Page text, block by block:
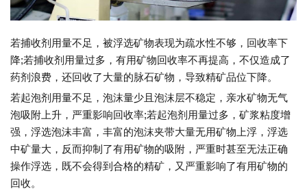
若捕收剂用量不足，被浮选矿物表现为疏水性不够，回收率下
降;若捕收剂用量过多，有用矿物回收率不再提高，不仅造成了
药剂浪费，还回收了大量的脉石矿物，导致精矿品位下降。
若起泡剂用量不足，泡沫量少且泡沫层不稳定，亲水矿物无气
泡吸附上升，严重影响回收率;若起泡剂用量过多，矿浆粘度增
强，浮选泡沫丰富，丰富的泡沫夹带大量无用矿物上浮，浮选
中矿量大，反而抑制了有用矿物的吸附，严重时甚至无法正确
操作浮选，既不会得到合格的精矿，又严重影响了有用矿物的
回收。